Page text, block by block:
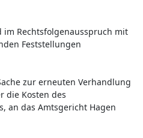
Rechtsfolgenausspruch mit
Feststellungen
zur erneuten Verhandlung
die Kosten des
an das Amtsgericht Hagen